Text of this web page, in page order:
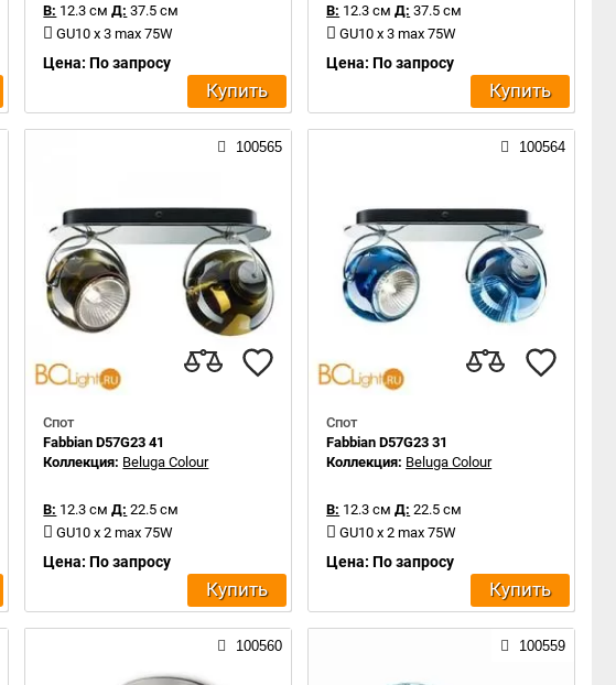
В: 12.3 см Д: 37.5 см
GU10 x 3 max 75W
Цена: По запросу
Купить
В: 12.3 см Д: 37.5 см
GU10 x 3 max 75W
Цена: По запросу
Купить
100565
Спот
Fabbian D57G23 41
Коллекция: Beluga Colour
В: 12.3 см Д: 22.5 см
GU10 x 2 max 75W
Цена: По запросу
Купить
100564
Спот
Fabbian D57G23 31
Коллекция: Beluga Colour
В: 12.3 см Д: 22.5 см
GU10 x 2 max 75W
Цена: По запросу
Купить
100560 100559